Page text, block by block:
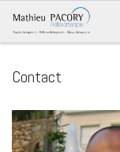
Contact